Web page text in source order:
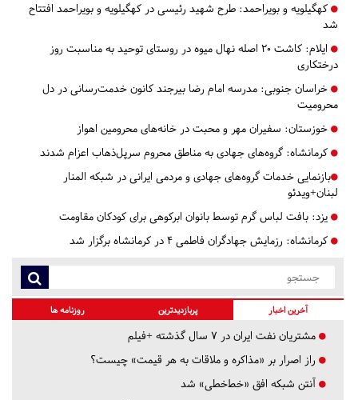
کهگیلویه و بویراحمد: طرح شهید رئیسی در کهگیلویه و بویراحمد افتتاح
شد
ایلام:
کاشت 20 اصله نهال میوه در روستای توحید به مناسبت روز
درختکاری
خراسان جنوبی: مدرسه امام رضا بیرجند کانون خدمت‌رسانی در دل
محرومیت
خوزستان: سفیران مهر و محبت در خانه‌های محرومین اهواز
کرمانشاه: گروه‌های جهادی به مناطق محروم سرپل‌ذهاب اعزام شدند
​​​​​​​بازنمایی خدمات گروه‌های جهادی و مردمی ایرانی در شبکه المنار
لبنان+ویدئو
یزد: بافت لباس گرم توسط بانوان ابرکوهی برای کودکان مقاومت
کرمانشاه: رزمایش جهادگران فاطمی ۴ در کرمانشاه برگزار شد
آخرین اخبار پربازدیدترین روزنامه ها
مشتریان نفت ایران در ۷ سال گذشته +فیلم
راز اصرار بر «مذاکره و ملاقات به هر قیمت» چیست؟
آنتن شبکه افق «خط‌خطی» شد